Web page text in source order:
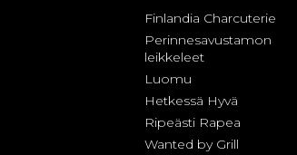
Finlandia Charcuterie
Perinnesavustamon
leikkeleet
Luomu
Hetkessä Hyvä
Ripeästi Rapea
Wanted by Grill